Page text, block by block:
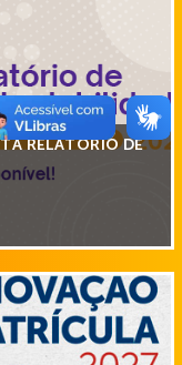
RELATÓRIO DE